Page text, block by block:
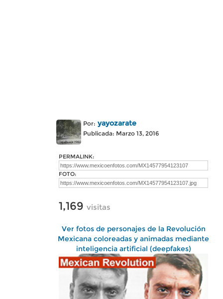
Por: yayozarate
Publicada: Marzo 13, 2016
PERMALINK:
FOTO:
1,169 visitas
Ver fotos de personajes de la Revolución
Mexicana coloreadas y animadas mediante
inteligencia artificial (deepfakes)